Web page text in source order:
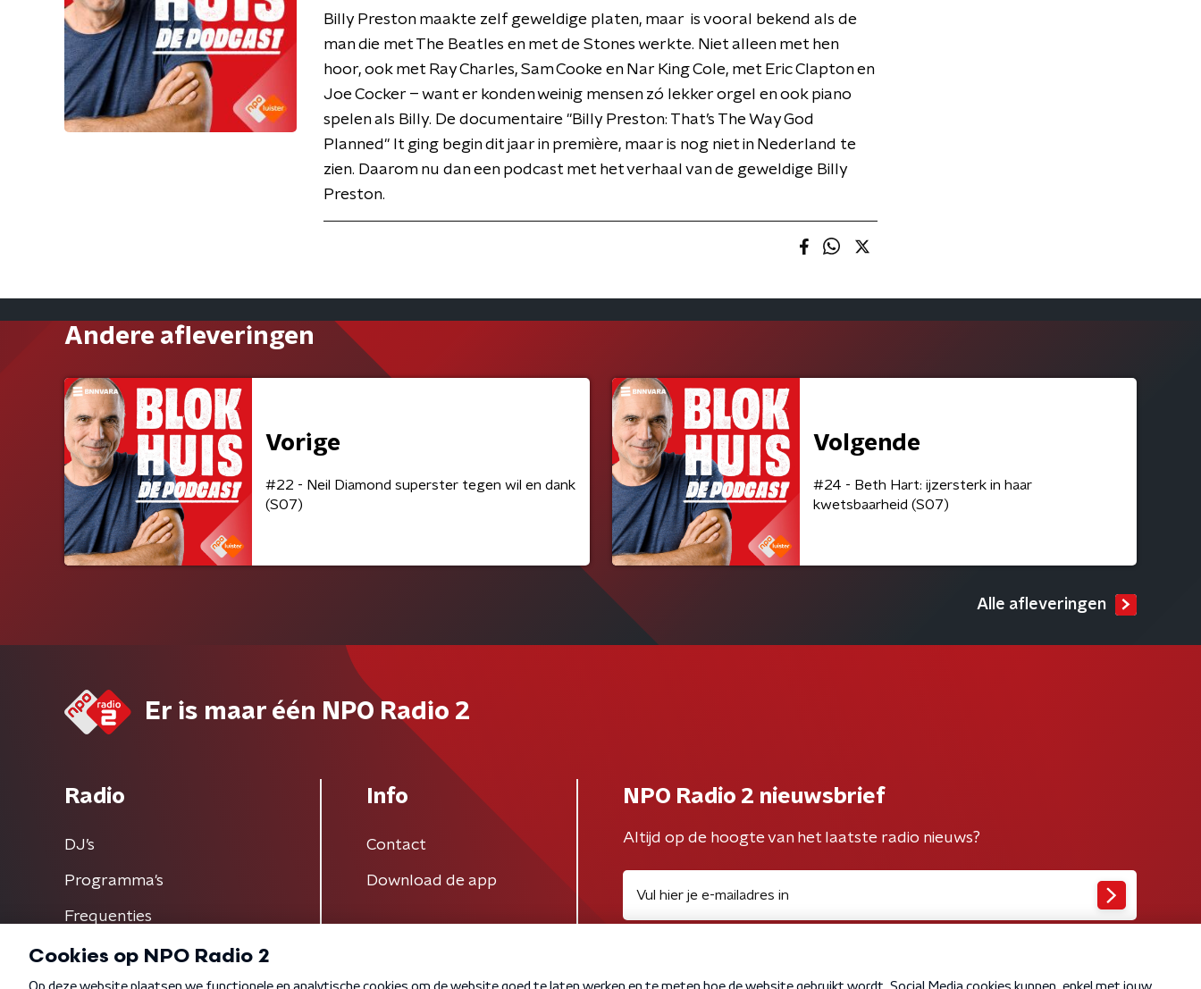
Billy Preston maakte zelf geweldige platen, maar is vooral bekend als de
man die met The Beatles en met de Stones werkte. Niet alleen met hen
hoor, ook met Ray Charles, Sam Cooke en Nar King Cole, met Eric Clapton en
Joe Cocker – want er konden weinig mensen zó lekker orgel en ook piano
spelen als Billy. De documentaire "Billy Preston: That’s The Way God
Planned" It ging begin dit jaar in première, maar is nog niet in Nederland te
zien. Daarom nu dan een podcast met het verhaal van de geweldige Billy
Preston.
Andere afleveringen
Vorige
#22 - Neil Diamond superster tegen wil en dank
(S07)
Volgende
#24 - Beth Hart: ijzersterk in haar
kwetsbaarheid (S07)
Alle afleveringen
Er is maar één NPO Radio 2
Radio
DJ’s
Programma's
Frequenties
Info
Contact
Download de app
NPO Radio 2 nieuwsbrief
Altijd op de hoogte van het laatste radio nieuws?